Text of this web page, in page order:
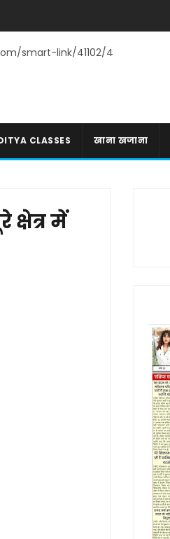
smart-link/41102/4
CLASSES खाना खजाना
में